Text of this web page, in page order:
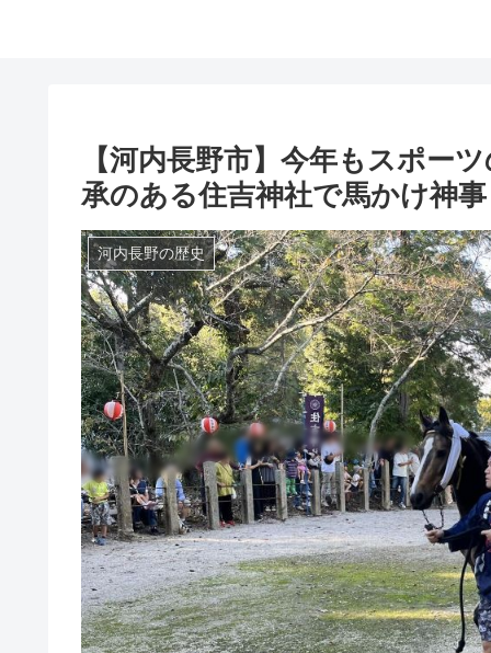
【河内長野市】今年もスポー
承のある住吉神社で馬かけ神事
河内長野の歴史